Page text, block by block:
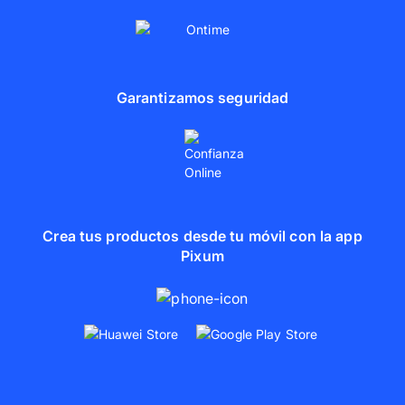
Garantizamos seguridad
Crea tus productos desde tu móvil con la app
Pixum